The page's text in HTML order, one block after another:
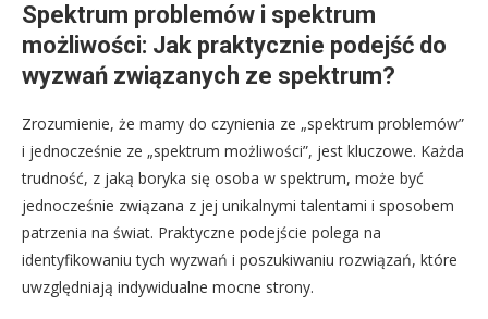
Spektrum problemów i spektrum
możliwości: Jak praktycznie podejść do
wyzwań związanych ze spektrum?
Zrozumienie, że mamy do czynienia ze „spektrum problemów”
i jednocześnie ze „spektrum możliwości”, jest kluczowe. Każda
trudność, z jaką boryka się osoba w spektrum, może być
jednocześnie związana z jej unikalnymi talentami i sposobem
patrzenia na świat. Praktyczne podejście polega na
identyfikowaniu tych wyzwań i poszukiwaniu rozwiązań, które
uwzględniają indywidualne mocne strony.